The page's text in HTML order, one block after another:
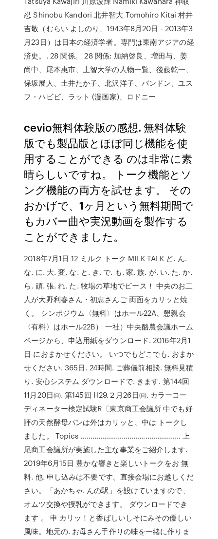
忍 Shinobu Kandori 北井智大 Tomohiro Kitai 村井
吉敬（むらい よしのり、1943年8月20日 - 2013年3
月23日）は日本の経済学者。専門は東南アジアの経
済史。. 28 関係。 28 関係: 加納啓良、増田与、姜
尚中、尾本惠市、上智大学の人物一覧、後藤乾一、
保坂展人、土井たか子、北沢洋子、バンドン、ユス
フ・ハビビ、ラット (漫画家)、ロドニー
cevio無料体験版の感想. 無料体験
版でも製品版とほぼ同じ機能を使
用することができる のは非常に素
晴らしいですね。 トーク機能とソ
ング機能の両方を試せます。 その
おかげで、1ヶ月という無料期間で
もカバー曲や実況動画を製作する
ことができました。
2018年7月1日 12 ミルク トーク MILK TALK ど. ん.
な. に. 大. 変. な. と. き. で. も. 家. 族. が. い. た. か.
ら. 頑. 張. れ. た. 牧場の草地でピース！ 中央のお二
人が大野利春さん・初恵さんご 両面をカリッと焼
く。 シンポジウム〈無料〉はホール22A、懇親会
〈有料〉はホール22B） 一社）中央酪農会議ホーム
ページから、申込用紙をダウンロード. 2016年2月1
日 におまかせください。 いつでもどこでも. おまか
せください. 365日. 24時間. ご葬儀前相談. 無料見積
り. 安心システム ダウンロードで. きます. 第144回
11月20日㈰. 第145回 H29.２月26日㈰. カラーコー
ディネーター検定試験R〔東京商工会議所 中でも好
評の天然酵母パンは外はカリッと、中は トークし
ました。 Topics …………………………………………… 上
尾商工会議所が実施した主な事業をご紹介します.
2019年6月15日 豊かな響きと楽しいトークをお 無
料. 他. 申し込みは不要です。直接会場にお越しくだ
さい。「あかちゃ. んの駅」を設けていますので、
オムツ交換や授乳ができます。 ダウンロードでき
ます 。 申 カリッ！と香ばしいしそにみその優しい
風味。地元の. お母さん手作りの味を一緒に作りま